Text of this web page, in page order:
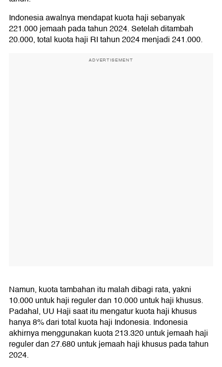
Indonesia awalnya mendapat kuota haji sebanyak
221.000 jemaah pada tahun 2024. Setelah ditambah
20.000, total kuota haji RI tahun 2024 menjadi 241.000.
ADVERTISEMENT
Namun, kuota tambahan itu malah dibagi rata, yakni
10.000 untuk haji reguler dan 10.000 untuk haji khusus.
Padahal, UU Haji saat itu mengatur kuota haji khusus
hanya 8% dari total kuota haji Indonesia. Indonesia
akhirnya menggunakan kuota 213.320 untuk jemaah haji
reguler dan 27.680 untuk jemaah haji khusus pada tahun
2024.